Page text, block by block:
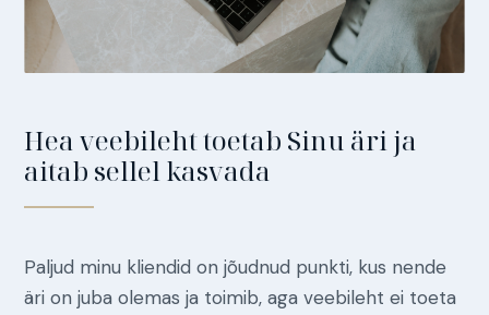
Hea veebileht toetab Sinu äri ja
aitab sellel kasvada
Paljud minu kliendid on jõudnud punkti, kus nende
äri on juba olemas ja toimib, aga veebileht ei toeta